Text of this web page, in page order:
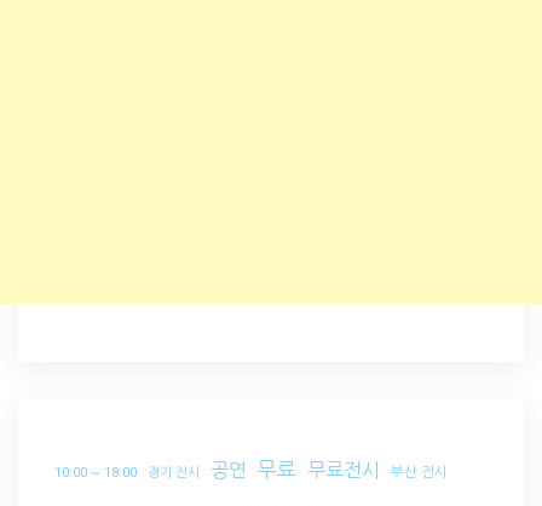
10:00 ~ 18:00 경기 전시 공연 무료 무료전시 부산 전시